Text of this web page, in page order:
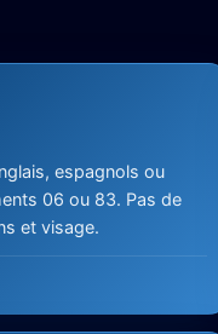
espagnols ou
06 ou 83. Pas de
et visage.